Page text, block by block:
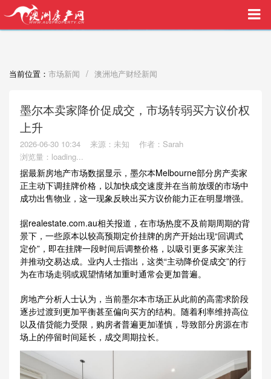
买家中介VIP服务，助您安心购房
当前位置： 市场新闻 / 澳洲地产财经新闻
墨尔本卖家降价促成交，市场转弱买方议价权
上升
2026-06-30 10:34 来源：未知
作者：Sarah
浏览量： loading...
据最新房地产市场数据显示，墨尔本Melbourne部分房产卖家
正主动下调挂牌价格，以加快成交速度并在当前放缓的市场中
成功出售物业，这一现象反映出买方议价能力正在明显增强。
据realestate.com.au相关报道，在市场热度不及前期周期的背
景下，一些原本以较高预期定价挂牌的房产开始出现“回调式
定价”，即在挂牌一段时间后调整价格，以吸引更多买家关注
并推动交易达成。业内人士指出，这类“主动降价促成交”的行
为在市场走弱或观望情绪加重时通常会更加普遍。
房地产分析人士认为，当前墨尔本市场正从此前的高需求阶段
逐步过渡到更加平衡甚至偏向买方的结构。随着利率维持高位
以及借贷能力受限，购房者普遍更加谨慎，导致部分房源在市
场上的停留时间延长，成交周期拉长。